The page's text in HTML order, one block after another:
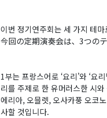
이번 정기연주회는 세 가지 테
今回の定期演奏会は、3つの
1부는 프랑스어로 ‘요리’와 ‘
리를 주제로 한 유머러스한 시
에리아, 오믈렛, 오사카풍 오코
사할 것입니다.